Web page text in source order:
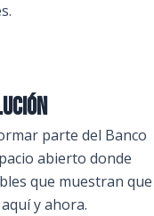
parte del Banco
abierto donde
que muestran que
y ahora.